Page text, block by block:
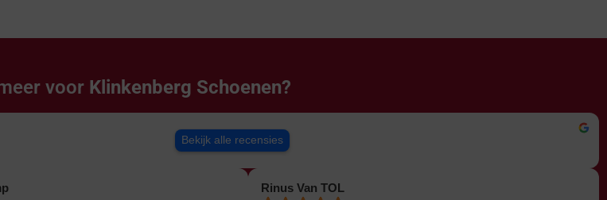
voor Klinkenberg Schoenen?
Bekijk alle recensies
Rinus Van TOL